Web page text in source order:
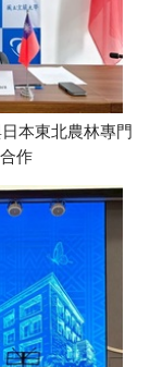
本東北農林專門
作